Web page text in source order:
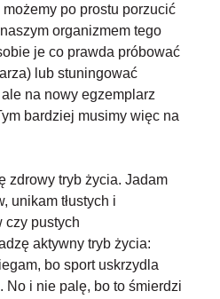
po prostu porzucić
organizmem tego
je co prawda próbować
lub stuningować
na nowy egzemplarz
bardziej musimy więc na
zdrowy tryb życia. Jadam
unikam tłustych i
czy pustych
aktywny tryb życia:
bo sport uskrzydla
No i nie palę, bo to śmierdzi